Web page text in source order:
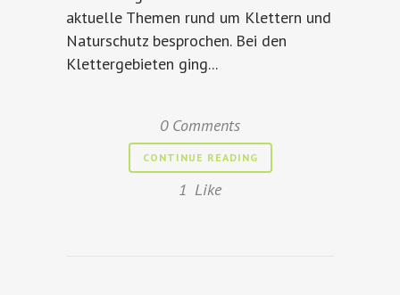
aktuelle Themen rund um Klettern und
Naturschutz besprochen. Bei den
Klettergebieten ging...
0 Comments
CONTINUE READING
1 Like